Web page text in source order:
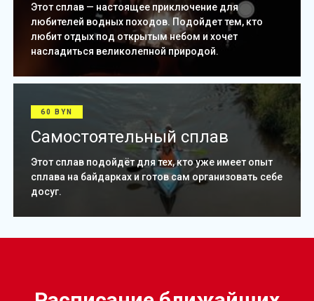
Этот сплав — настоящее приключение для
любителей водных походов. Подойдет тем, кто
любит отдых под открытым небом и хочет
насладиться великолепной природой.
60 BYN
Самостоятельный сплав
Этот сплав подойдёт для тех, кто уже имеет опыт
сплава на байдарках и готов сам организовать себе
досуг.